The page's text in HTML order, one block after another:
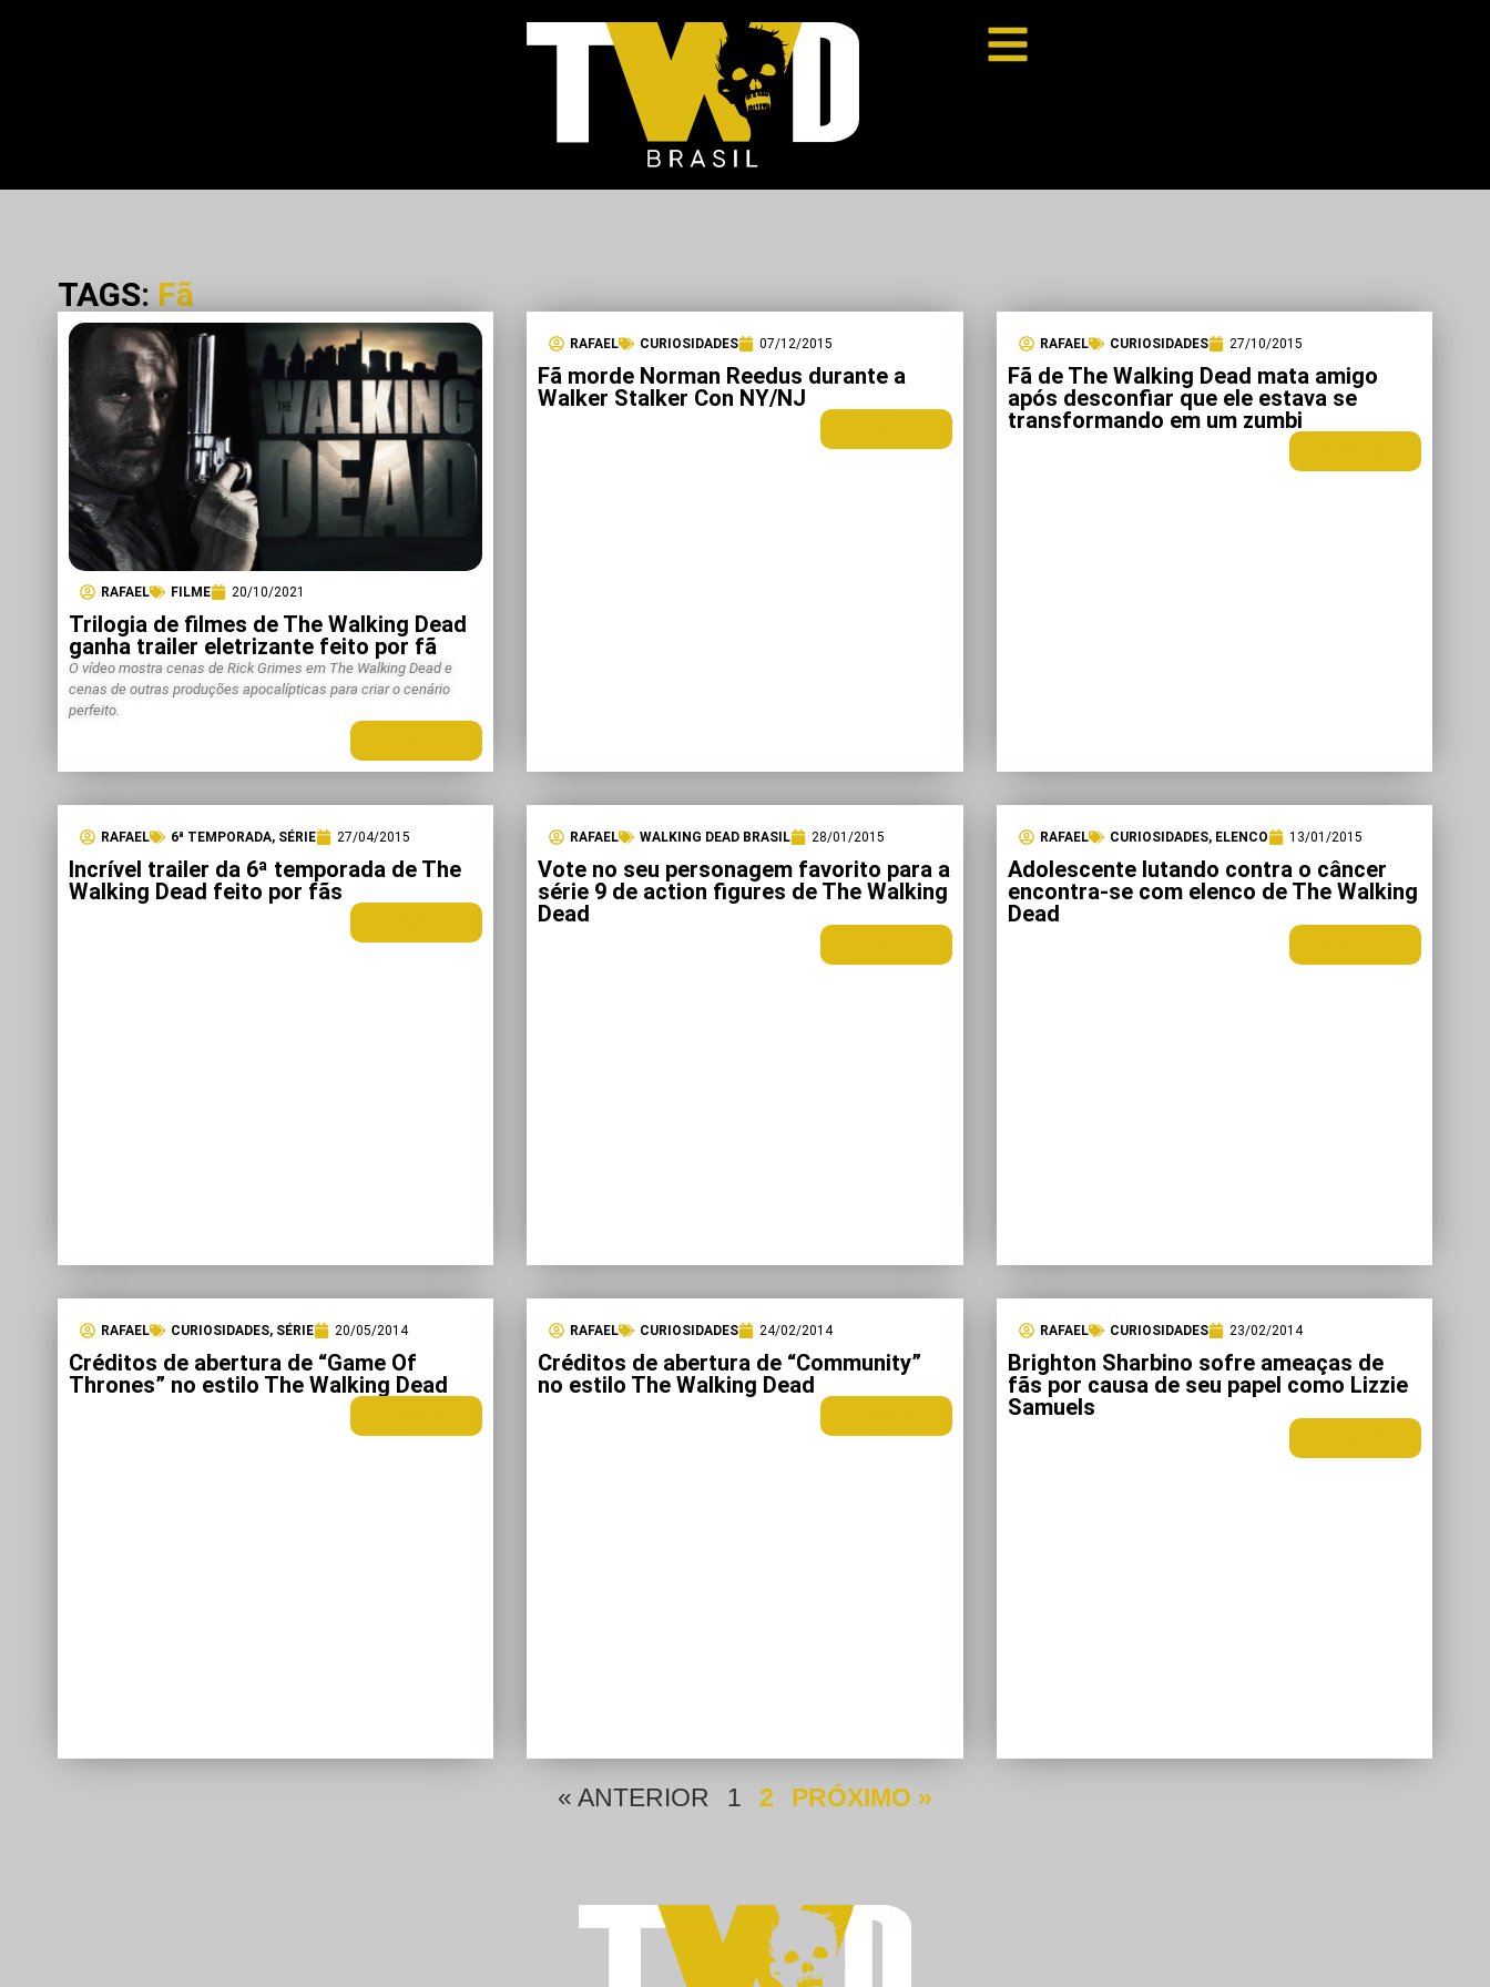
TAGS: Fã
RAFAEL FILME 20/10/2021
Trilogia de filmes de The Walking Dead
ganha trailer eletrizante feito por fã
O vídeo mostra cenas de Rick Grimes em The Walking Dead e
cenas de outras produções apocalípticas para criar o cenário
perfeito.
RAFAEL CURIOSIDADES 07/12/2015
Fã morde Norman Reedus durante a
Walker Stalker Con NY/NJ
RAFAEL CURIOSIDADES 27/10/2015
Fã de The Walking Dead mata amigo
após desconfiar que ele estava se
transformando em um zumbi
RAFAEL 6ª TEMPORADA, SÉRIE 27/04/2015
Incrível trailer da 6ª temporada de The
Walking Dead feito por fãs
RAFAEL WALKING DEAD BRASIL 28/01/2015
Vote no seu personagem favorito para a
série 9 de action figures de The Walking
Dead
RAFAEL CURIOSIDADES, ELENCO 13/01/2015
Adolescente lutando contra o câncer
encontra-se com elenco de The Walking
Dead
RAFAEL CURIOSIDADES, SÉRIE 20/05/2014
Créditos de abertura de “Game Of
Thrones” no estilo The Walking Dead
RAFAEL CURIOSIDADES 24/02/2014
Créditos de abertura de “Community”
no estilo The Walking Dead
RAFAEL CURIOSIDADES 23/02/2014
Brighton Sharbino sofre ameaças de
fãs por causa de seu papel como Lizzie
Samuels
« ANTERIOR 1 2 PRÓXIMO »